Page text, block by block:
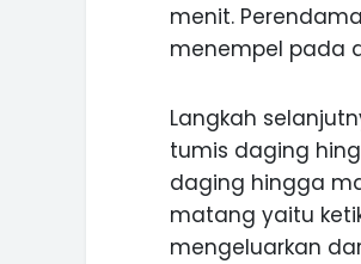
menit.
menempel pada
Langkah
tumis daging
daging hingga
matang yaitu
mengeluarkan